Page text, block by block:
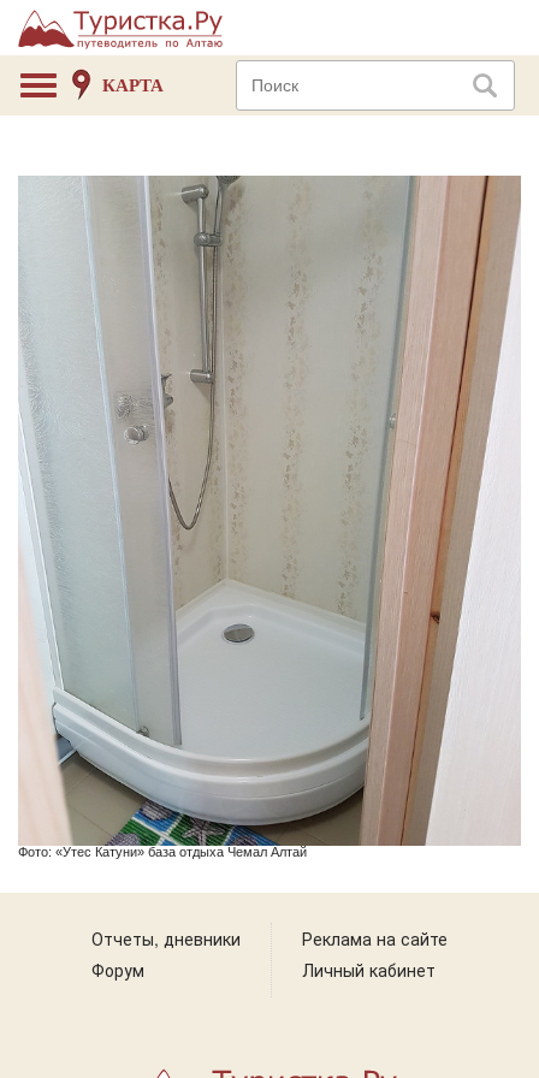
КАРТА
Фото: «Утес Катуни» база отдыха Чемал Алтай
Отчеты, дневники
Форум
Реклама на сайте
Личный кабинет